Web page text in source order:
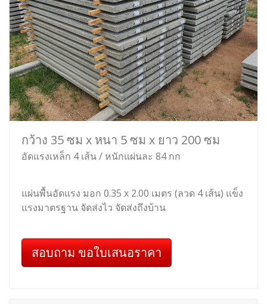
กว้าง 35 ซม x หนา 5 ซม x ยาว 200 ซม
อัดแรงเหล็ก 4 เส้น / หนักแผ่นละ 84 กก
แผ่นพื้นอัดแรง มอก 0.35 x 2.00 เมตร (ลวด 4 เส้น) แข็ง
แรงมาตรฐาน จัดส่งไว จัดส่งถึงบ้าน
สอบถาม ขอใบเสนอราคา